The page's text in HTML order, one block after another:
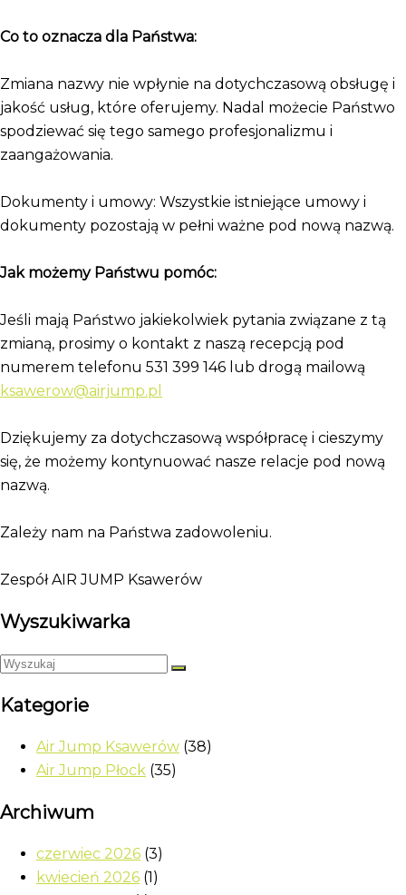
Co to oznacza dla Państwa:
Zmiana nazwy nie wpłynie na dotychczasową obsługę i
jakość usług, które oferujemy. Nadal możecie Państwo
spodziewać się tego samego profesjonalizmu i
zaangażowania.
Dokumenty i umowy: Wszystkie istniejące umowy i
dokumenty pozostają w pełni ważne pod nową nazwą.
Jak możemy Państwu pomóc:
Jeśli mają Państwo jakiekolwiek pytania związane z tą
zmianą, prosimy o kontakt z naszą recepcją pod
numerem telefonu 531 399 146 lub drogą mailową
ksawerow@airjump.pl
Dziękujemy za dotychczasową współpracę i cieszymy
się, że możemy kontynuować nasze relacje pod nową
nazwą.
Zależy nam na Państwa zadowoleniu.
Zespół AIR JUMP Ksawerów
Wyszukiwarka
Kategorie
Air Jump Ksawerów (38)
Air Jump Płock (35)
Archiwum
czerwiec 2026 (3)
kwiecień 2026 (1)